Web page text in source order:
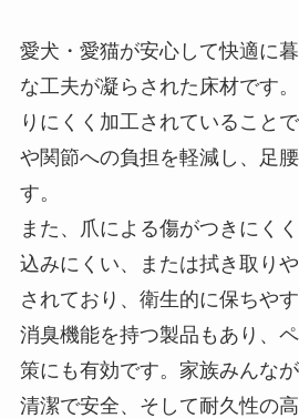
愛犬・愛猫が安心して快適に
な工夫が凝らされた床材です
りにくく加工されていること
や関節への負担を軽減し、足
す。
また、爪による傷がつきにく
込みにくい、または拭き取り
されており、衛生的に保ちや
消臭機能を持つ製品もあり、
策にも有効です。家族みんな
清潔で安全、そして耐久性の